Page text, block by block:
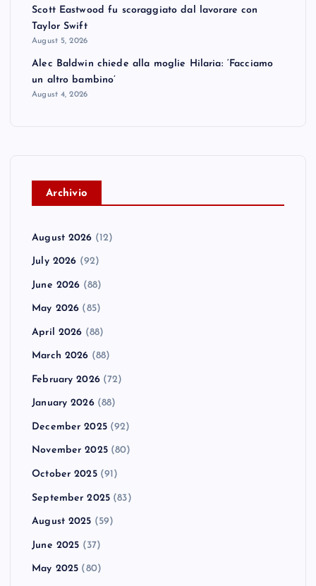
Scott Eastwood fu scoraggiato dal lavorare con
Taylor Swift
August 5, 2026
Alec Baldwin chiede alla moglie Hilaria: ‘Facciamo
un altro bambino’
August 4, 2026
Archivio
August 2026 (12)
July 2026 (92)
June 2026 (88)
May 2026 (85)
April 2026 (88)
March 2026 (88)
February 2026(72)
January 2026(88)
December 2025(92)
November 2025(80)
October 2025(91)
September 2025 (83)
August 2025 (59)
June 2025 (37)
May 2025 (80)